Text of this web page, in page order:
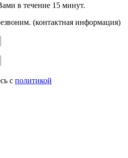
в течение 15 минут.
(контактная информация)
с политикой